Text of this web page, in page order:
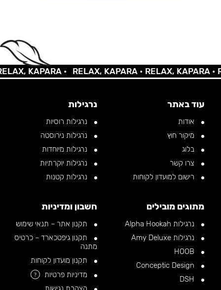
KAPARA • RELAX, KAPARA •RELAX, KAPARA •
עוד באתר
אודות
מיקור חוץ
בלוג
צרו קשר
רישום למועדון לקוחות
נרגילות
נרגילות רוסיות
נרגילות נירוסטה
נרגילות מיוחדות
נרגילות יוקרתיות
נרגילות קטנות
מתוגים מובילים
נרגילות Alpha Hookah
נרגילות Amy Deluxe
חשבון ומדיניות
תקנון אתר – תנאי שימוש
תקנון גיפטכארד – כרטיס
מתנה
תקנון מועדון לקוחות
מדיניות פרטיות
?